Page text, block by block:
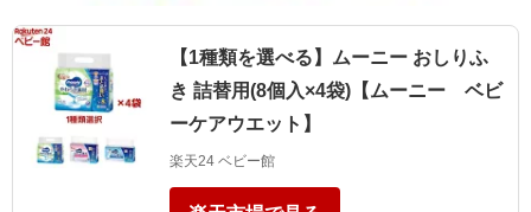
【1種類を選べる】ムーニー おしりふ
き 詰替用(8個入×4袋)【ムーニー ベビ
ーケアウエット】
楽天24 ベビー館